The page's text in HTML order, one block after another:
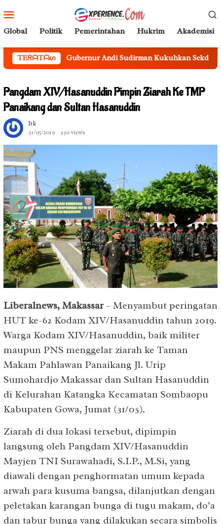
ke
kontenMobile
Global Politik Pemerintahan Hukrim Akademisi
TEᖇᗩTᗩᔕ
Andi Sudirman Kukuhkan Sekda Sulsel Sebagai Ketua
Pangdam XIV/Hasanuddin Pimpin Ziarah Ke TMP
Panaikang dan Sultan Hasanuddin
Itk
31/05/2019
330 views
Liberalnews, Makassar– Menyambut peringatan
HUT ke-62 Kodam XIV/Hasanuddin tahun 2019.
Warga Kodam XIV/Hasanuddin, baik militer
maupun PNS menggelar ziarah ke Taman
Makam Pahlawan Panaikang Jl. Urip
Sumohardjo Makassar dan Sultan Hasanuddin
di Kelurahan Katangka Kecamatan Sombaopu
Kabupaten Gowa, Jumat (31/05).
Ziarah di dua lokasi tersebut, dipimpin
langsung oleh Pangdam XIV/Hasanuddin
Mayjen TNI Surawahadi, S.I.P., M.Si, yang
diawali dengan penghormatan umum kepada
arwah para kusuma bangsa, dilanjutkan dengan
peletakan karangan bunga di tugu makam, do’a
dan tabur bunga yang dilakukan secara simbolis